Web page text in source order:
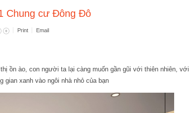
Chung cư Đông Đô
Print Email
ồn ào, con người ta lại càng muốn gần gũi với thiên nhiên, với
gian xanh vào ngôi nhà nhỏ của bạn